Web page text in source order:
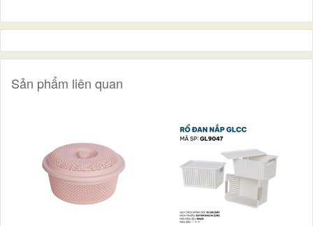
Sản phẩm liên quan